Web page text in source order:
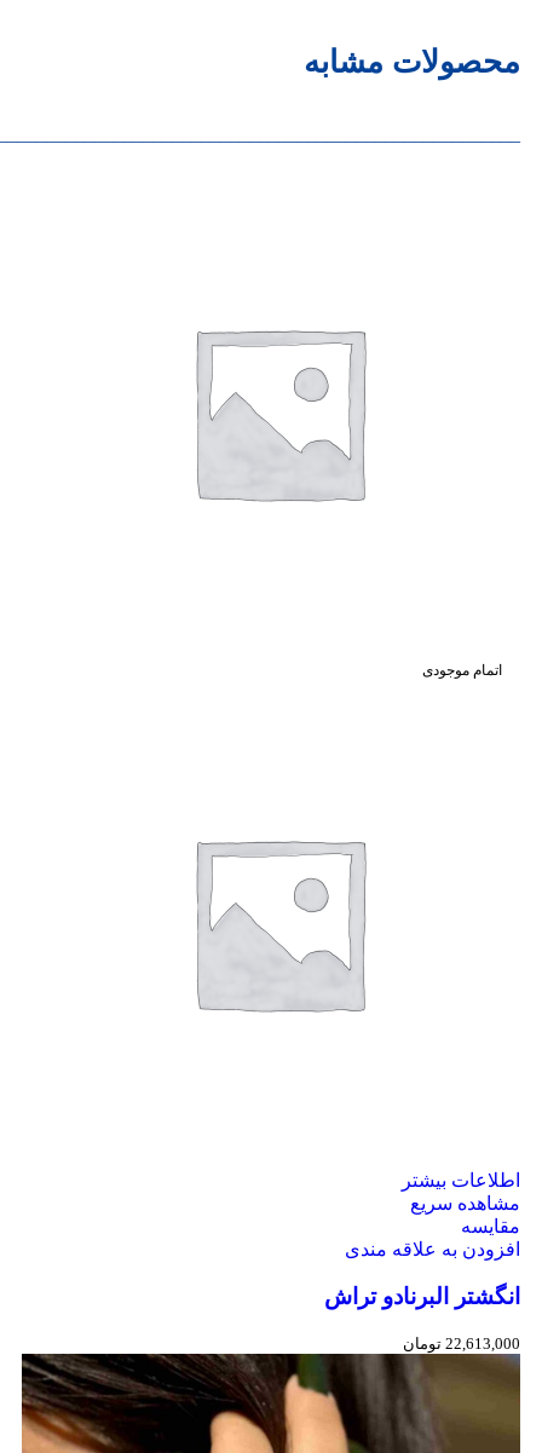
محصولات مشابه
اتمام موجودی
اطلاعات بیشتر
مشاهده سریع
مقایسه
افزودن به علاقه مندی
انگشتر البرنادو تراش
22,613,000 تومان